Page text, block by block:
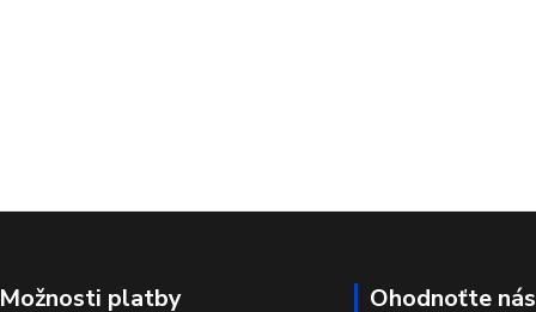
Možnosti platby Ohodnoťte nás